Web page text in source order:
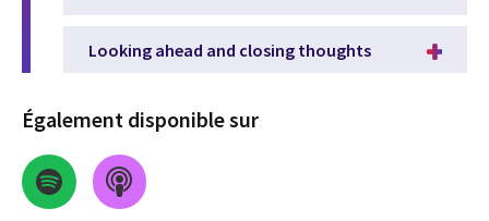
Looking ahead and closing thoughts
Également disponible sur